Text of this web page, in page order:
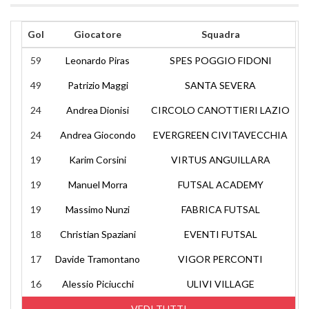
Gol Giocatore Squadra
59 Leonardo Piras SPES POGGIO FIDONI
49 Patrizio Maggi SANTA SEVERA
24 Andrea Dionisi CIRCOLO CANOTTIERI LAZIO
24 Andrea Giocondo EVERGREEN CIVITAVECCHIA
19 Karim Corsini VIRTUS ANGUILLARA
19 Manuel Morra FUTSAL ACADEMY
19 Massimo Nunzi FABRICA FUTSAL
18 Christian Spaziani EVENTI FUTSAL
17 Davide Tramontano VIGOR PERCONTI
16 Alessio Piciucchi ULIVI VILLAGE